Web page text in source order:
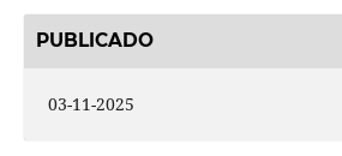
PUBLICADO
03-11-2025